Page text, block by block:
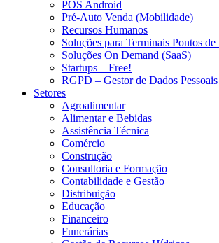
POS Android
Pré-Auto Venda (Mobilidade)
Recursos Humanos
Soluções para Terminais Pontos
Soluções On Demand (SaaS)
Startups – Free!
RGPD – Gestor de Dados Pessoais
Setores
Agroalimentar
Alimentar e Bebidas
Assistência Técnica
Comércio
Construção
Consultoria e Formação
Contabilidade e Gestão
Distribuição
Educação
Financeiro
Funerárias